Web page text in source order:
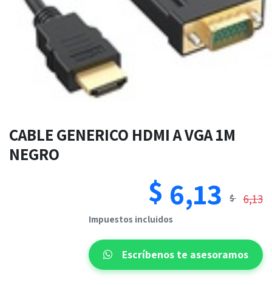
CABLE GENERICO HDMI A VGA 1M
NEGRO
$ 6,13 $ 6,13
​​Impuestos incluidos
Escríbenos te asesoramos​